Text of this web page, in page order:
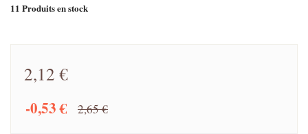
11 Produits en stock
2,12 €
-0,53 € 2,65 €